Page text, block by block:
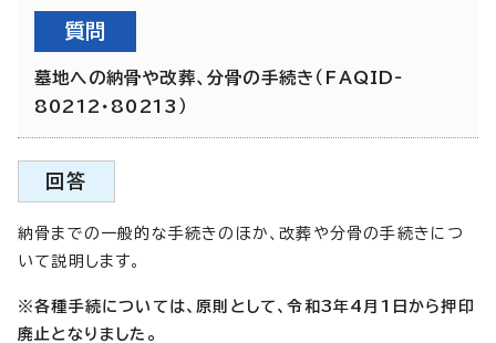
質問
墓地への納骨や改葬、分骨の手続き（FAQID‐
80212・80213）
回答
納骨までの一般的な手続きのほか、改葬や分骨の手続きにつ
いて説明します。
※各種手続については、原則として、令和3年4月1日から押印
廃止となりました。